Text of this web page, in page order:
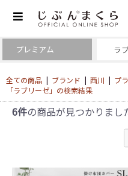
全ての商品 | ブランド | 西川 | プ
「ラブリーゼ」の検索結果
6件の商品が見つかりまし